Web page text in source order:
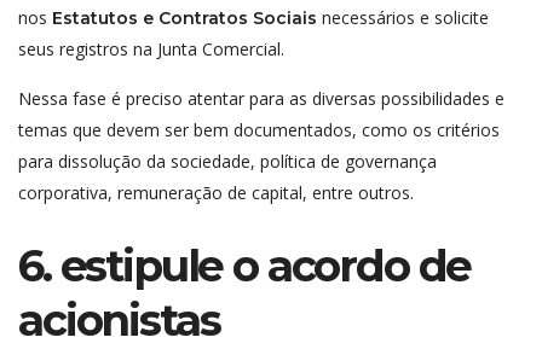
nos Estatutos e Contratos Sociais necessários e solicite
seus registros na Junta Comercial.
Nessa fase é preciso atentar para as diversas possibilidades e
temas que devem ser bem documentados, como os critérios
para dissolução da sociedade, política de governança
corporativa, remuneração de capital, entre outros.
6. estipule o acordo de
acionistas